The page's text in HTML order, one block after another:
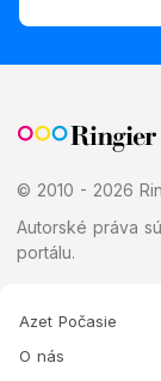
© 2010 - 2026
Autorské práva
portálu.
Azet Počasie
O nás